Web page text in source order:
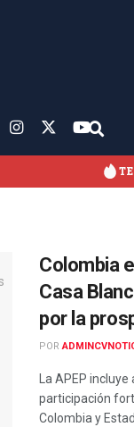
Colombia
Casa
por la
POR
La APEP
participación
Colombia y